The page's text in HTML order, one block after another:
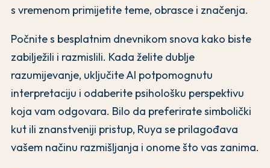
s vremenom primijetite teme, obrasce i značenja.
Počnite s besplatnim dnevnikom snova kako biste
zabilježili i razmislili. Kada želite dublje
razumijevanje, uključite AI potpomognutu
interpretaciju i odaberite psihološku perspektivu
koja vam odgovara. Bilo da preferirate simbolički
kut ili znanstveniji pristup, Ruya se prilagođava
vašem načinu razmišljanja i onome što vas zanima.